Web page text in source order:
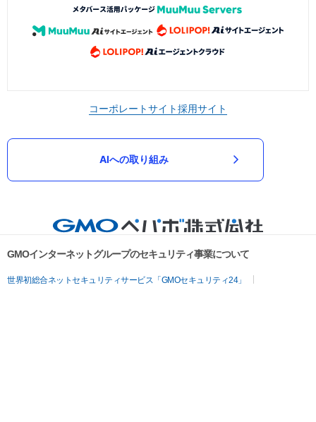
コーポレートサイト採用サイト
AIへの取り組み
GMOインターネットグループのセキュリティ事業について
世界初総合ネットセキュリティサービス「GMOセキュリティ24」